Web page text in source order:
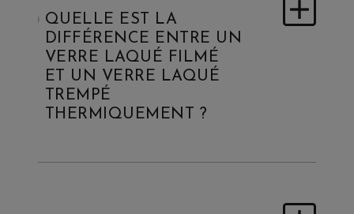
QUELLE EST LA
DIFFÉRENCE ENTRE UN
VERRE LAQUÉ FILMÉ
ET UN VERRE LAQUÉ
TREMPÉ
THERMIQUEMENT ?